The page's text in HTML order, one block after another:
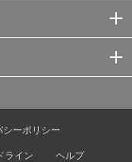
シーポリシー
ライン ヘルプ